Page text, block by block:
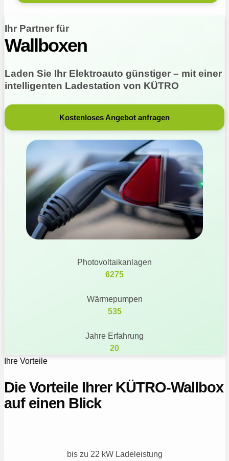
Ihr Partner für
Wallboxen
Laden Sie Ihr Elektroauto günstiger – mit einer
intelligenten Ladestation von KÜTRO
Kostenloses Angebot anfragen
Photovoltaikanlagen
6275
Wärmepumpen
535
Jahre Erfahrung
20
Ihre Vorteile
Die Vorteile Ihrer KÜTRO‑Wallbox
auf einen Blick
bis zu 22 kW Ladeleistung